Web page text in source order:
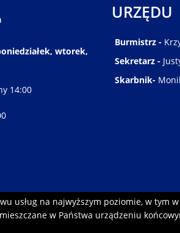
usług na najwyższym poziomie, w tym
w Państwa urządzeniu
wtorek,
14:00
URZĘDU
Burmistrz -
Sekretarz -
Skarbnik-